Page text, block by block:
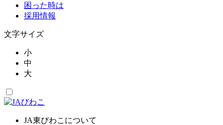
困った時は
採用情報
文字サイズ
小
中
大
JA東びわこについて